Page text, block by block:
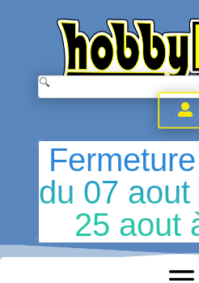
.
du 07
25 aout